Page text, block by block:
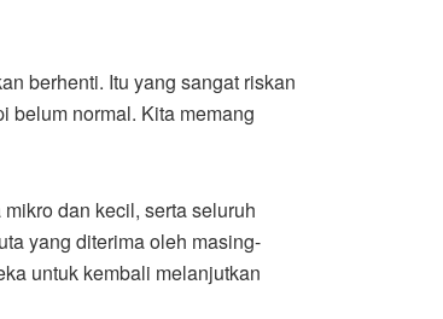
berhenti. Itu yang sangat riskan
belum normal. Kita memang
dan kecil, serta seluruh
yang diterima oleh masing-
untuk kembali melanjutkan